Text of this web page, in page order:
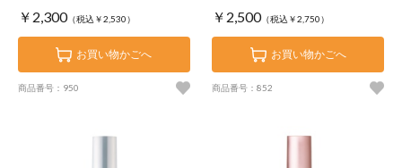
￥2,300（税込￥2,530）
お買い物かごへ
商品番号：950
￥2,500（税込￥2,750）
お買い物かごへ
商品番号：852